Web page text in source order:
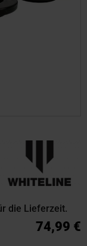
die Lieferzeit.
74,99 €